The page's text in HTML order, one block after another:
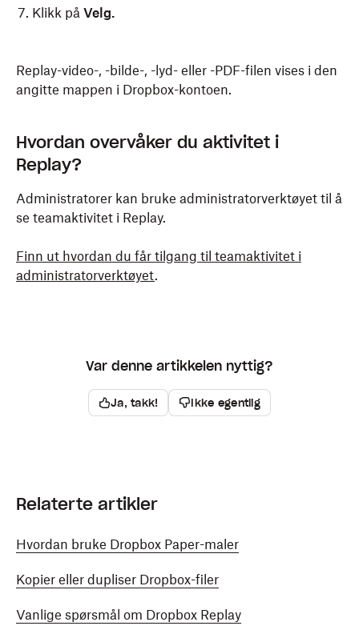
Klikk på Velg.
Replay-video-, -bilde-, -lyd- eller -PDF-filen vises i den
angitte mappen i Dropbox-kontoen.
Hvordan overvåker du aktivitet i
Replay?
Administratorer kan bruke administratorverktøyet til å
se teamaktivitet i Replay.
Finn ut hvordan du får tilgang til teamaktivitet i
administratorverktøyet.
Var denne artikkelen nyttig?
Ja, takk! Ikke egentlig
Relaterte artikler
Hvordan bruke Dropbox Paper-maler
Kopier eller dupliser Dropbox-filer
Vanlige spørsmål om Dropbox Replay